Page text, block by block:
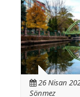
26 Nisan
Sönmez